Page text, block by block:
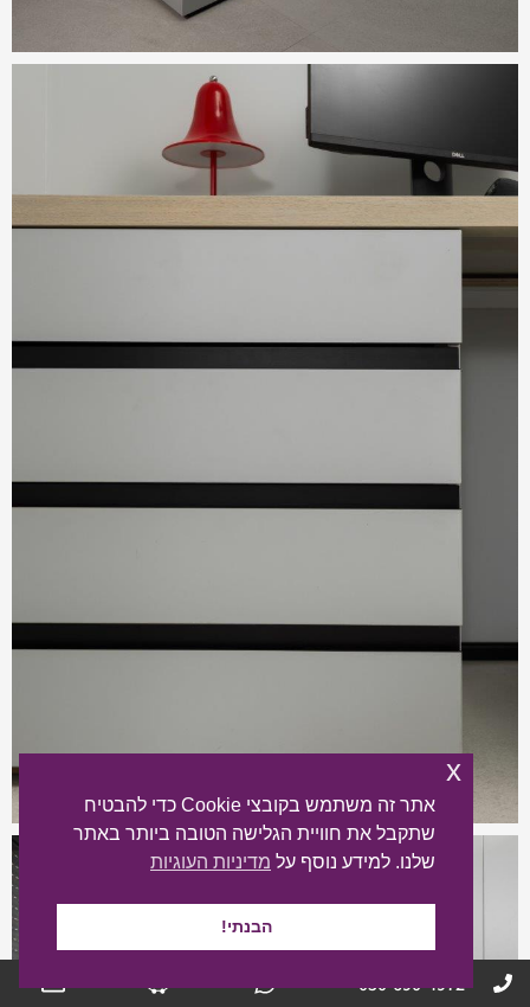
050-690-4972
אתר זה משתמש בקובצי Cookie כדי להבטיח
שתקבל את חוויית הגלישה הטובה ביותר באתר
שלנו. למידע נוסף על מדיניות העוגיות
הבנתי!
x